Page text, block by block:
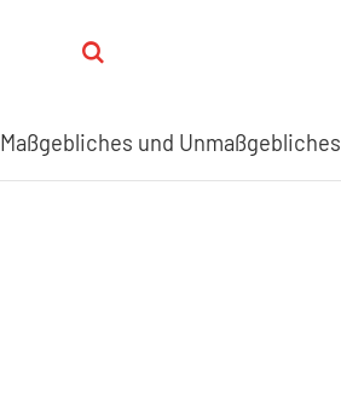
Maßgebliches und Unmaßgebliches